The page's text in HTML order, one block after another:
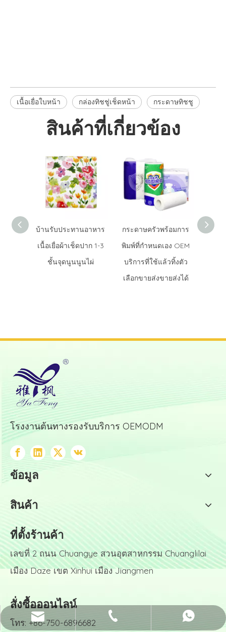
เนื้อเยื่อใบหน้า กล่องทิชชู่เช็ดหน้า กระดาษทิชชู
สินค้าที่เกี่ยวข้อง
บ้านรับประทานอาหาร
เนื้อเยื่อผ้าเช็ดปาก 1-3
ชั้นจุดนูนนูนไผ่
กระดาษครัวพร้อมการ
พิมพ์ที่กำหนดเอง OEM
บริการที่ใช้แล้วทิ้งตัว
เลือกขายส่งขายส่งได้
โรงงานต้นทางรองรับบริการ OEMODM
ข้อมูล
สินค้า
info@goodtissue.com
+86-750-6896682
Nandy
ที่ตั้งร้านค้า
เลขที่ 2 ถนน Chuangye สวนอุตสาหกรรม Chuanglilai
เมือง Daze เขต Xinhui เมือง Jiangmen
สั่งซื้อออนไลน์
โทร: +86-750-6896682